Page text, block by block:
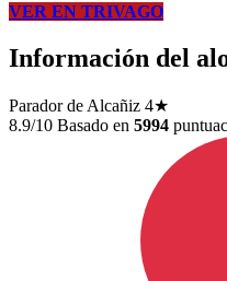
VER EN TRIVAGO
Información del
Parador de Alcañiz 4★
8.9/10 Basado en 5994